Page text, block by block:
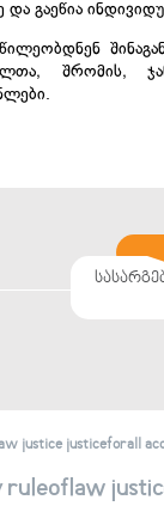
და გაეწია
შრომის,
justice justiceforall